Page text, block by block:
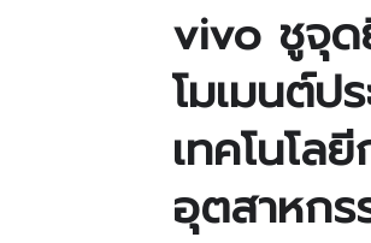
vivo ชูจุด
โมเมนต์ป
เทคโนโล
อุตสาหกร